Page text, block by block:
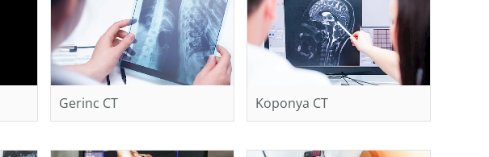
Gerinc CT Koponya CT